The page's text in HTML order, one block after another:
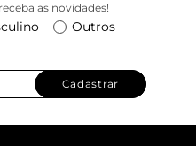
o tênis Nati nos pés! Viva
as novidades!
Outros
Cadastrar